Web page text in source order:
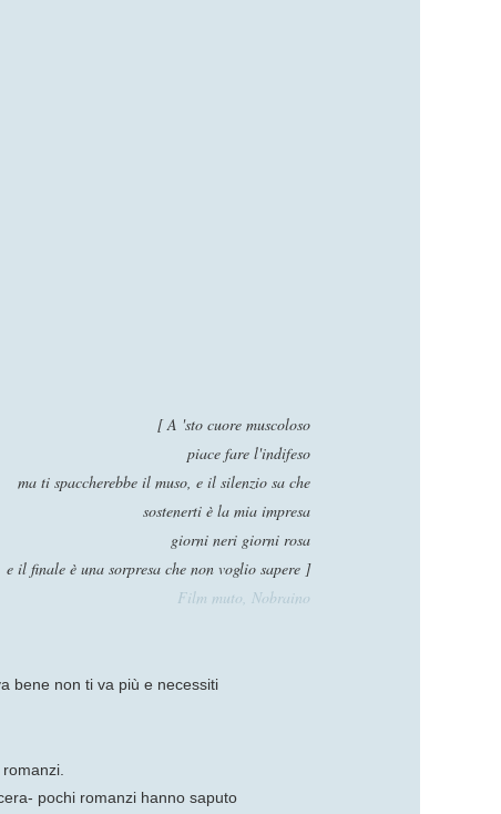
[ A 'sto cuore muscoloso
piace fare l'indifeso
ma ti spaccherebbe il muso, e il silenzio sa che
sostenerti è la mia impresa
giorni neri giorni rosa
e il finale è una sorpresa che non voglio sapere ]
Film muto, Nobraino
bene non ti va più e necessiti
pochi romanzi hanno saputo